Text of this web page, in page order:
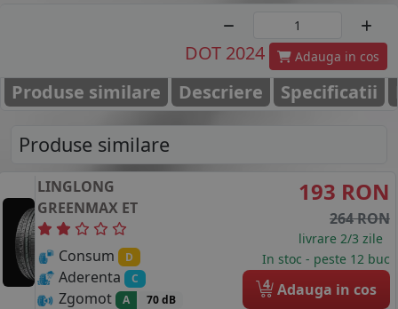
DOT 2024 Adauga in cos
Produse similare Descriere Specificatii
Produse similare
LINGLONG
GREENMAX ET
Consum D
Aderenta C
Zgomot A 70 dB
193 RON
264 RON
livrare 2/3 zile
In stoc - peste 12 buc
4 Adauga in cos